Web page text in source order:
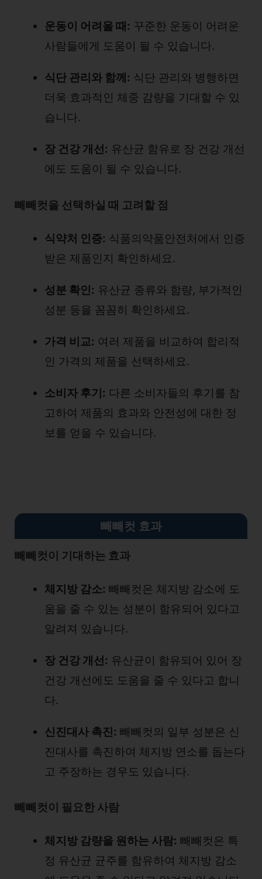
운동이 어려울 때: 꾸준한 운동이 어려운
사람들에게 도움이 될 수 있습니다.
식단 관리와 함께: 식단 관리와 병행하면
더욱 효과적인 체중 감량을 기대할 수 있
습니다.
장 건강 개선: 유산균 함유로 장 건강 개선
에도 도움이 될 수 있습니다.
빼빼컷을 선택하실 때 고려할 점
식약처 인증: 식품의약품안전처에서 인증
받은 제품인지 확인하세요.
성분 확인: 유산균 종류와 함량, 부가적인
성분 등을 꼼꼼히 확인하세요.
가격 비교: 여러 제품을 비교하여 합리적
인 가격의 제품을 선택하세요.
소비자 후기: 다른 소비자들의 후기를 참
고하여 제품의 효과와 안전성에 대한 정
보를 얻을 수 있습니다.
빼빼컷 효과
빼빼컷이 기대하는 효과
체지방 감소: 빼빼컷은 체지방 감소에 도
움을 줄 수 있는 성분이 함유되어 있다고
알려져 있습니다.
장 건강 개선: 유산균이 함유되어 있어 장
건강 개선에도 도움을 줄 수 있다고 합니
다.
신진대사 촉진: 빼빼컷의 일부 성분은 신
진대사를 촉진하여 체지방 연소를 돕는다
고 주장하는 경우도 있습니다.
빼빼컷이 필요한 사람
체지방 감량을 원하는 사람: 빼빼컷은 특
정 유산균 균주를 함유하여 체지방 감소